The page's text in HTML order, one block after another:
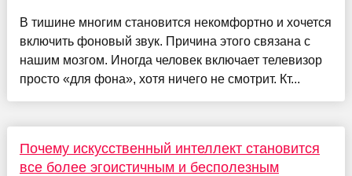
В тишине многим становится некомфортно и хочется
включить фоновый звук. Причина этого связана с
нашим мозгом. Иногда человек включает телевизор
просто «для фона», хотя ничего не смотрит. Кт...
Почему искусственный интеллект становится
все более эгоистичным и бесполезным